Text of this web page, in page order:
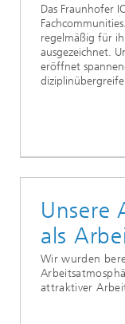
Das Fraunhofer
regelmäßig für
ausgezeichnet.
eröffnet
Unsere
als
Wir wurden
attraktiver